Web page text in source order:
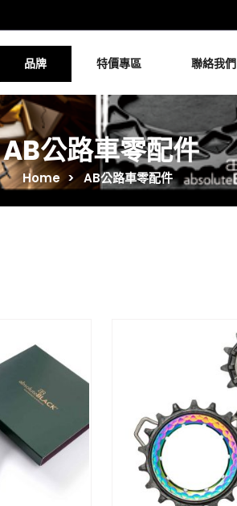
品牌 特價專區 聯絡我們
AB公路車零配件
Home > AB公路車零配件